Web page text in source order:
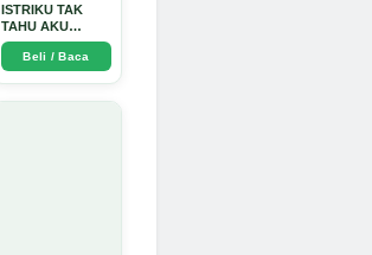
ISTRIKU TAK
TAHU AKU
PENGUSAHA
EMAS - Arda
Dinata
Beli / Baca